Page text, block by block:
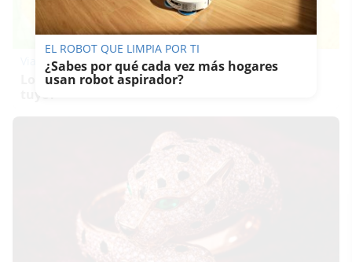
Viaja sin visado
Los pasaportes que más puertas abren ¿está el
EL ROBOT QUE LIMPIA POR TI
¿Sabes por qué cada vez más hogares
usan robot aspirador?